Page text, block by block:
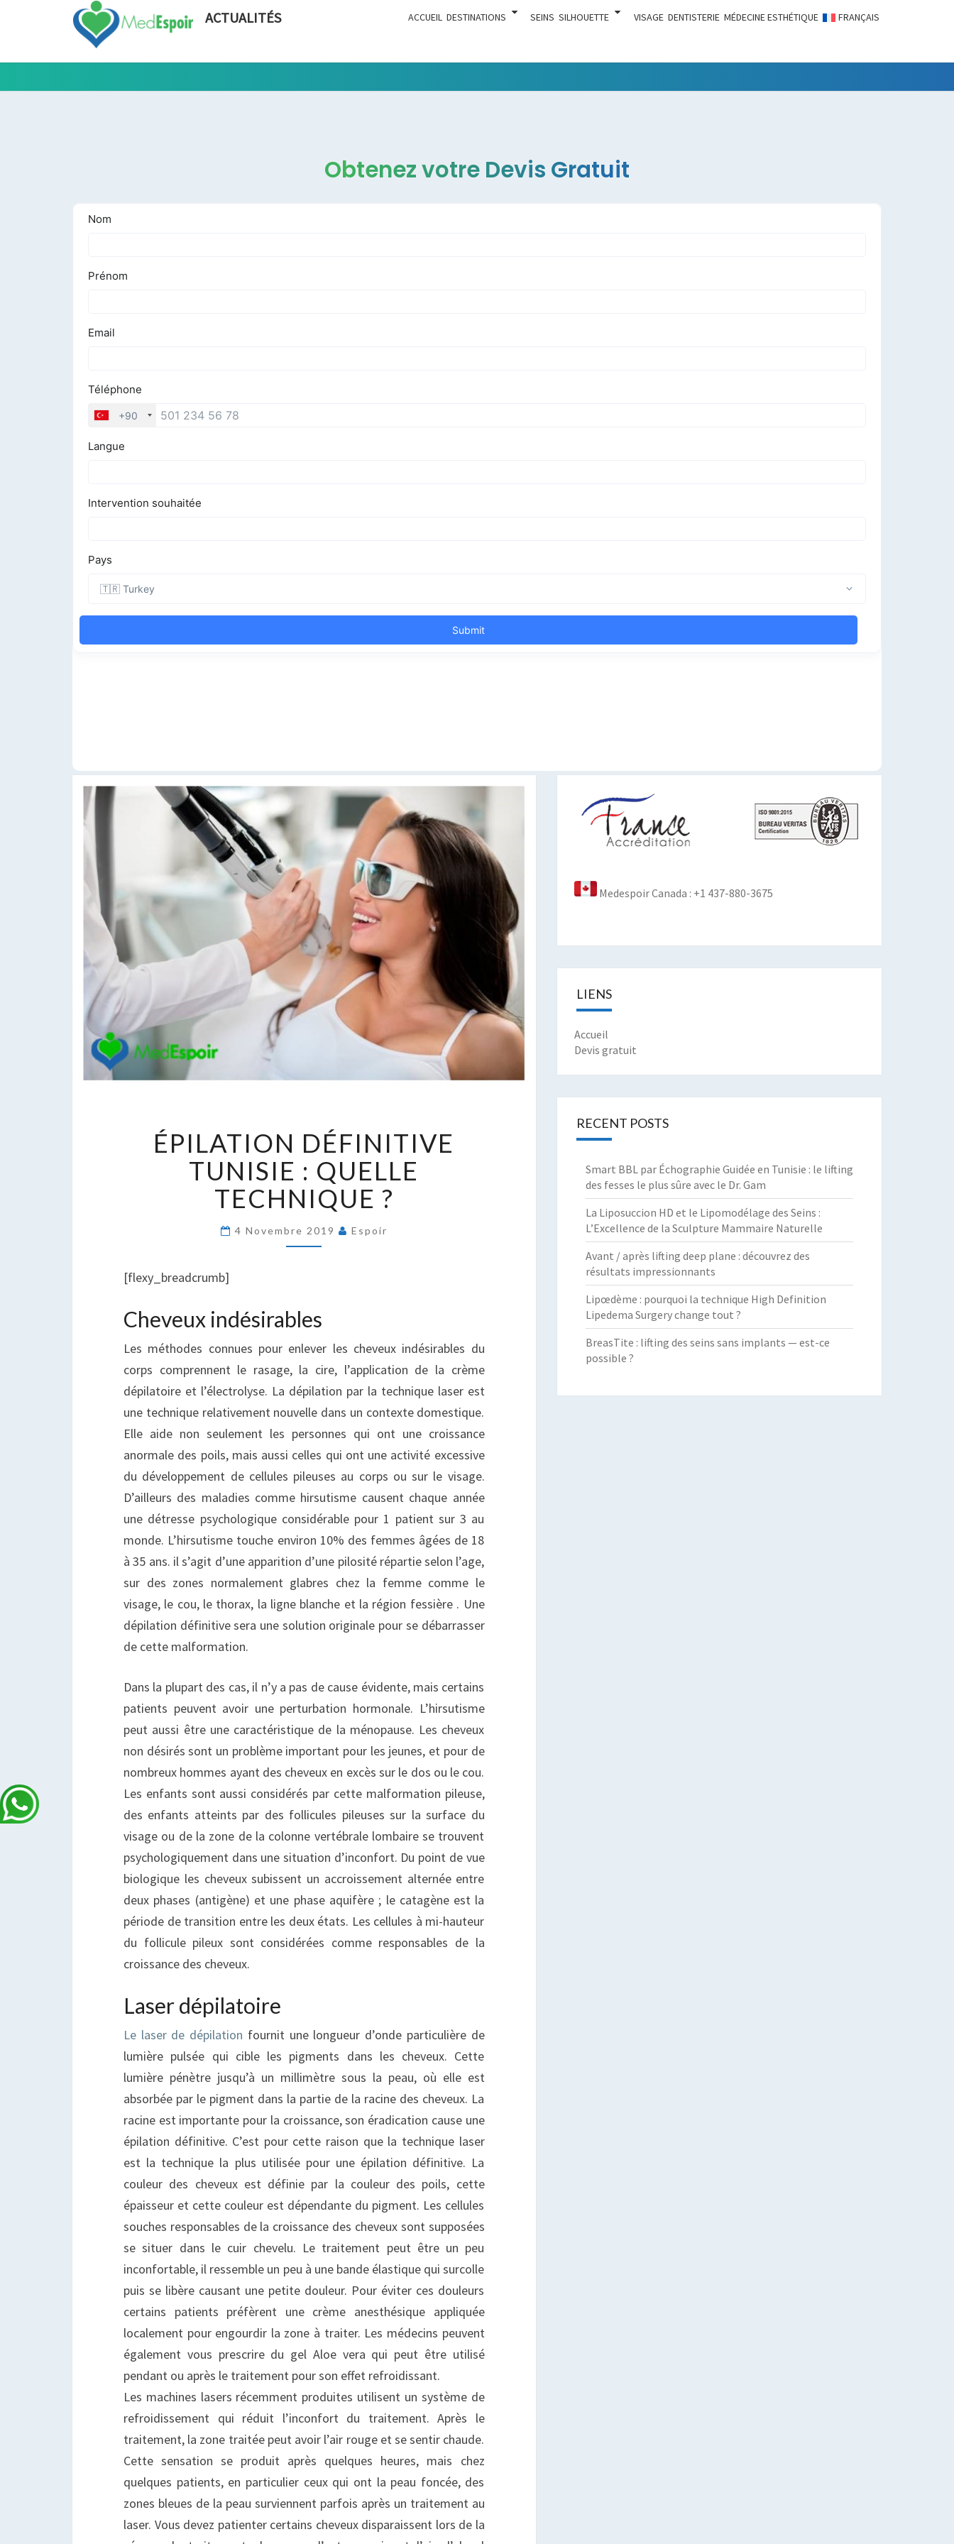
ACTUALITÉS ACCUEIL DESTINATIONS SEINS SILHOUETTE VISAGE DENTISTERIE MÉDECINE ESTHÉTIQUE FRANÇAIS
Tout Ce
Chirurgie
Esthétique
Obtenez votre Devis Gratuit
DÉFINITIVE
TUNISIE
:
QUELLE
TECHNIQUE
?
ÉPILATION DÉFINITIVE
TUNISIE : QUELLE
TECHNIQUE ?
4 Novembre 2019 Espoir
[flexy_breadcrumb]
Cheveux indésirables
Les méthodes connues pour enlever les cheveux indésirables du
corps comprennent le rasage, la cire, l’application de la crème
dépilatoire et l’électrolyse. La dépilation par la technique laser est
une technique relativement nouvelle dans un contexte domestique.
Elle aide non seulement les personnes qui ont une croissance
anormale des poils, mais aussi celles qui ont une activité excessive
du développement de cellules pileuses au corps ou sur le visage.
D’ailleurs des maladies comme hirsutisme causent chaque année
une détresse psychologique considérable pour 1 patient sur 3 au
monde. L’hirsutisme touche environ 10% des femmes âgées de 18
à 35 ans. il s’agit d’une apparition d’une pilosité répartie selon l’age,
sur des zones normalement glabres chez la femme comme le
visage, le cou, le thorax, la ligne blanche et la région fessière . Une
dépilation définitive sera une solution originale pour se débarrasser
de cette malformation.
Dans la plupart des cas, il n’y a pas de cause évidente, mais certains
patients peuvent avoir une perturbation hormonale. L’hirsutisme
peut aussi être une caractéristique de la ménopause. Les cheveux
non désirés sont un problème important pour les jeunes, et pour de
nombreux hommes ayant des cheveux en excès sur le dos ou le cou.
Les enfants sont aussi considérés par cette malformation pileuse,
des enfants atteints par des follicules pileuses sur la surface du
visage ou de la zone de la colonne vertébrale lombaire se trouvent
psychologiquement dans une situation d’inconfort. Du point de vue
biologique les cheveux subissent un accroissement alternée entre
deux phases (antigène) et une phase aquifère ; le catagène est la
période de transition entre les deux états. Les cellules à mi-hauteur
du follicule pileux sont considérées comme responsables de la
croissance des cheveux.
Laser dépilatoire
Le laser de dépilation fournit une longueur d’onde particulière de
lumière pulsée qui cible les pigments dans les cheveux. Cette
lumière pénètre jusqu’à un millimètre sous la peau, où elle est
absorbée par le pigment dans la partie de la racine des cheveux. La
racine est importante pour la croissance, son éradication cause une
épilation définitive. C’est pour cette raison que la technique laser
est la technique la plus utilisée pour une épilation définitive. La
couleur des cheveux est définie par la couleur des poils, cette
épaisseur et cette couleur est dépendante du pigment. Les cellules
souches responsables de la croissance des cheveux sont supposées
se situer dans le cuir chevelu. Le traitement peut être un peu
inconfortable, il ressemble un peu à une bande élastique qui surcolle
puis se libère causant une petite douleur. Pour éviter ces douleurs
certains patients préfèrent une crème anesthésique appliquée
localement pour engourdir la zone à traiter. Les médecins peuvent
également vous prescrire du gel Aloe vera qui peut être utilisé
pendant ou après le traitement pour son effet refroidissant.
Les machines lasers récemment produites utilisent un système de
refroidissement qui réduit l’inconfort du traitement. Après le
traitement, la zone traitée peut avoir l’air rouge et se sentir chaude.
Cette sensation se produit après quelques heures, mais chez
quelques patients, en particulier ceux qui ont la peau foncée, des
zones bleues de la peau surviennent parfois après un traitement au
laser. Vous devez patienter certains cheveux disparaissent lors de la
Medespoir Canada : +1 437-880-3675
LIENS
Accueil
Devis gratuit
RECENT POSTS
Smart BBL par Échographie Guidée en Tunisie : le lifting
des fesses le plus sûre avec le Dr. Gam
La Liposuccion HD et le Lipomodélage des Seins :
L’Excellence de la Sculpture Mammaire Naturelle
Avant / après lifting deep plane : découvrez des
résultats impressionnants
Lipœdème : pourquoi la technique High Definition
Lipedema Surgery change tout ?
BreasTite : lifting des seins sans implants — est-ce
possible ?